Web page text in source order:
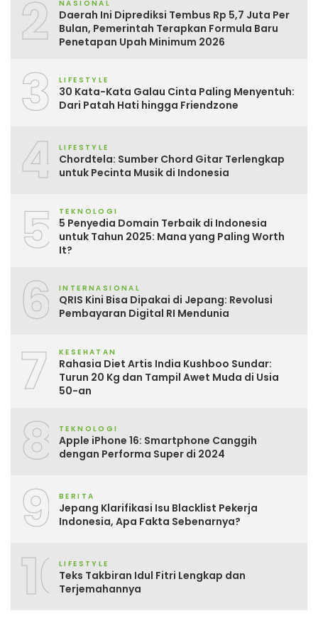
2 NASIONAL
Daerah Ini Diprediksi Tembus Rp 5,7 Juta Per
Bulan, Pemerintah Terapkan Formula Baru
Penetapan Upah Minimum 2026
3 LIFESTYLE
30 Kata-Kata Galau Cinta Paling Menyentuh:
Dari Patah Hati hingga Friendzone
4 LIFESTYLE
Chordtela: Sumber Chord Gitar Terlengkap
untuk Pecinta Musik di Indonesia
5 TEKNOLOGI
5 Penyedia Domain Terbaik di Indonesia
untuk Tahun 2025: Mana yang Paling Worth
It?
6 INTERNASIONAL
QRIS Kini Bisa Dipakai di Jepang: Revolusi
Pembayaran Digital RI Mendunia
7 KESEHATAN
Rahasia Diet Artis India Kushboo Sundar:
Turun 20 Kg dan Tampil Awet Muda di Usia
50-an
8 TEKNOLOGI
Apple iPhone 16: Smartphone Canggih
dengan Performa Super di 2024
9 BERITA
Jepang Klarifikasi Isu Blacklist Pekerja
Indonesia, Apa Fakta Sebenarnya?
10LIFESTYLE
Teks Takbiran Idul Fitri Lengkap dan
Terjemahannya